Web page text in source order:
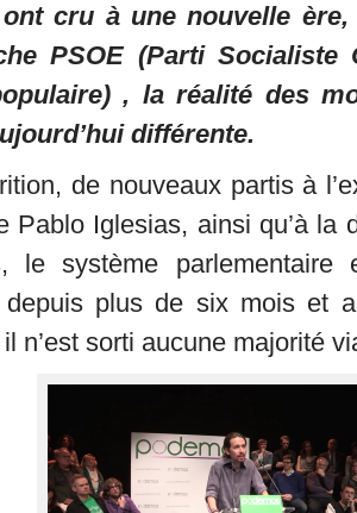
cru à une nouvelle
PSOE (Parti Socialiste
, la réalité des
différente.
de nouveaux partis à
Pablo Iglesias, ainsi qu’à la
le système parlementaire
plus de six mois et
n’est sorti aucune majorité